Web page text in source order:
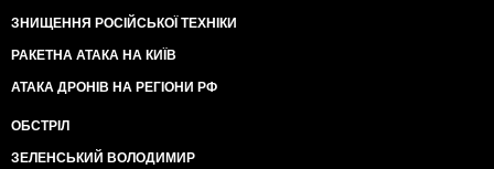
ЗНИЩЕННЯ РОСІЙСЬКОЇ ТЕХНІКИ
РАКЕТНА АТАКА НА КИЇВ
АТАКА ДРОНІВ НА РЕГІОНИ РФ
ОБСТРІЛ
ЗЕЛЕНСЬКИЙ ВОЛОДИМИР